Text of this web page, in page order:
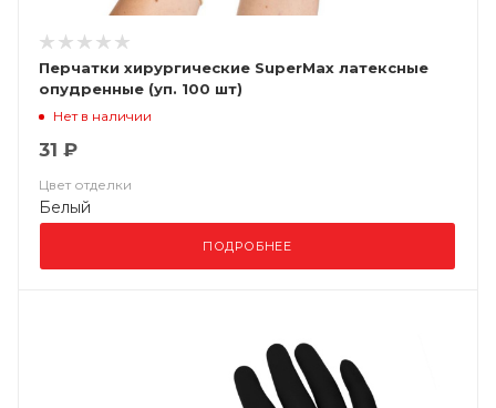
Перчатки хирургические SuperMax латексные
опудренные (уп. 100 шт)
Нет в наличии
31 ₽
Цвет отделки
Белый
ПОДРОБНЕЕ